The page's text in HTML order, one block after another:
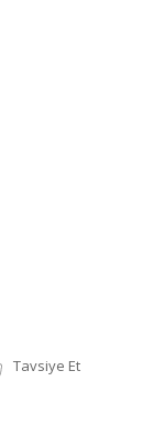
Tavsiye Et